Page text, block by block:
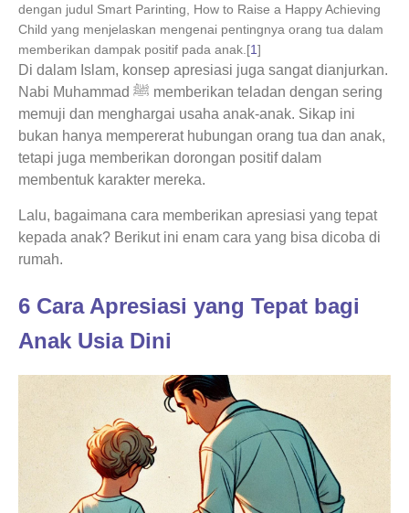
dengan judul Smart Parinting, How to Raise a Happy Achieving
Child yang menjelaskan mengenai pentingnya orang tua dalam
memberikan dampak positif pada anak.[1]
Di dalam Islam, konsep apresiasi juga sangat dianjurkan.
Nabi Muhammad ﷺ memberikan teladan dengan sering
memuji dan menghargai usaha anak-anak. Sikap ini
bukan hanya mempererat hubungan orang tua dan anak,
tetapi juga memberikan dorongan positif dalam
membentuk karakter mereka.
Lalu, bagaimana cara memberikan apresiasi yang tepat
kepada anak? Berikut ini enam cara yang bisa dicoba di
rumah.
6 Cara Apresiasi yang Tepat bagi
Anak Usia Dini